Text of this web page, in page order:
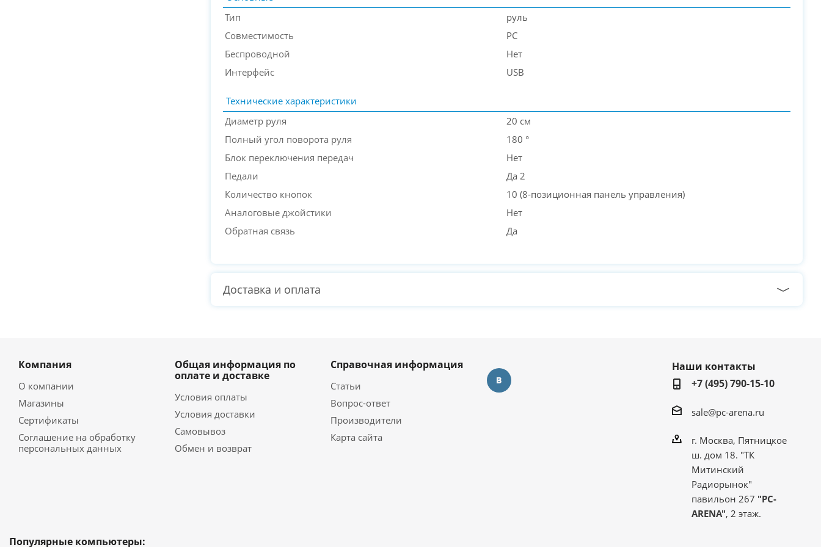
Тип
руль
Совместимость
PC
Беспроводной
Нет
Интерфейс
USB
Технические характеристики
Диаметр руля
20 см
Полный угол поворота руля
180 °
Блок переключения передач
Нет
Педали
Да 2
Количество кнопок
10 (8-позиционная панель управления)
Аналоговые джойстики
Нет
Обратная связь
Да
Доставка и оплата
Компания
О компании
Магазины
Сертификаты
Соглашение на обработку
персональных данных
Общая информация по
оплате и доставке
Условия оплаты
Условия доставки
Самовывоз
Обмен и возврат
Справочная информация
Статьи
Вопрос-ответ
Производители
Карта сайта
Наши контакты
+7 (495) 790-15-10
sale@pc-arena.ru
г. Москва, Пятницкое
ш. дом 18. "ТК
Митинский
Радиорынок"
павильон 267 "PC-
ARENA", 2 этаж.
Популярные компьютеры: